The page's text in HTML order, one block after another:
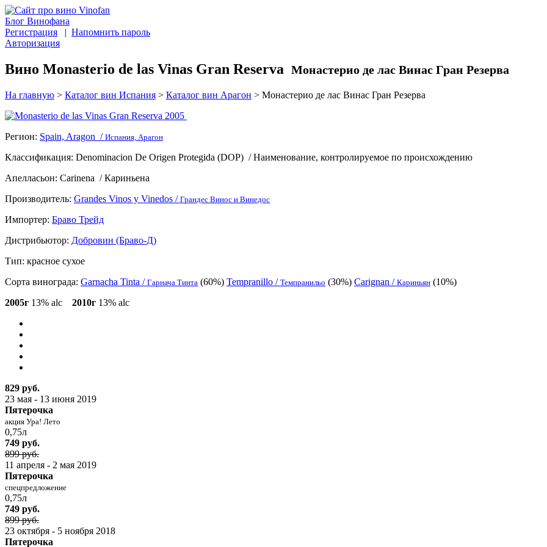
Блог Винофана
Регистрация | Напомнить пароль
Авторизация
Вино Monasterio de las Vinas Gran Reserva Монастерио де лас Винас Гран Резерва
На главную > Каталог вин Испания > Каталог вин Арагон > Монастерио де лас Винас Гран Резерва
Регион: Spain, Aragon / Испания, Арагон
Классификация: Denominacion De Origen Protegida (DOP) /Наименование, контролируемое по происхождению
Апелласьон: Carinena /Кариньена
Производитель: Grandes Vinos y Vinedos / Грандес Винос и Винедос
Импортер: Браво Трейд
Дистрибьютор: Добровин (Браво-Д)
Тип: красное сухое
Сорта винограда: Garnacha Tinta / Гарнача Тинта (60%) Tempranillo / Темпранильо (30%) Carignan / Кариньян (10%)
2005г 13% alc 2010г 13% alc
829 руб.
23 мая - 13 июня 2019
Пятерочка
акция Ура! Лето
0,75л
749 руб.
899 руб.
11 апреля - 2 мая 2019
Пятерочка
спецпредложение
0,75л
749 руб.
899 руб.
23 октября - 5 ноября 2018
Пятерочка